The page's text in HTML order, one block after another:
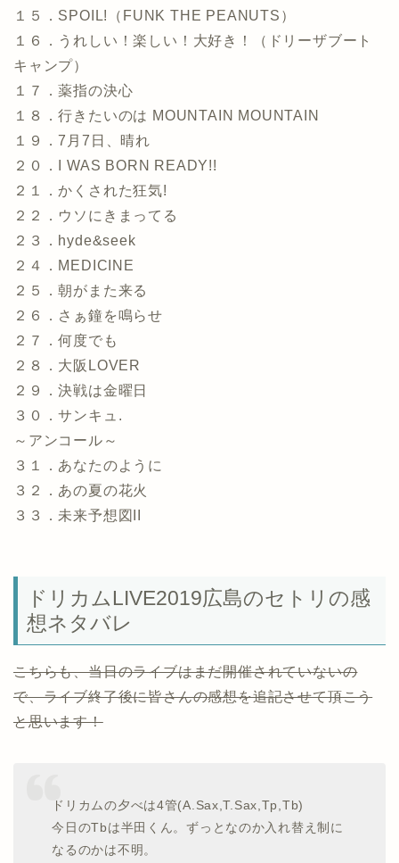
１５．SPOIL!（FUNK THE PEANUTS）
１６．うれしい！楽しい！大好き！（ドリーザブート
キャンプ）
１７．薬指の決心
１８．行きたいのは MOUNTAIN MOUNTAIN
１９．7月7日、晴れ
２０．I WAS BORN READY!!
２１．かくされた狂気!
２２．ウソにきまってる
２３．hyde&seek
２４．MEDICINE
２５．朝がまた来る
２６．さぁ鐘を鳴らせ
２７．何度でも
２８．大阪LOVER
２９．決戦は金曜日
３０．サンキュ.
～アンコール～
３１．あなたのように
３２．あの夏の花火
３３．未来予想図II
ドリカムLIVE2019広島のセトリの感
想ネタバレ
こちらも、当日のライブはまだ開催されていないの
で、ライブ終了後に皆さんの感想を追記させて頂こう
と思います！
ドリカムの夕べは4管(A.Sax,T.Sax,Tp,Tb)
今日のTbは半田くん。ずっとなのか入れ替え制に
なるのかは不明。